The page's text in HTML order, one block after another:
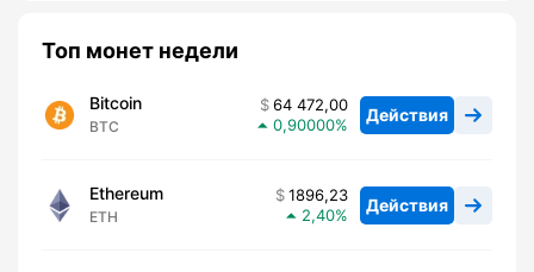
Топ монет недели
Bitcoin
BTC
64 472,00
0,90000
Действия
Ethereum
ETH
1896,23
2,40
Действия